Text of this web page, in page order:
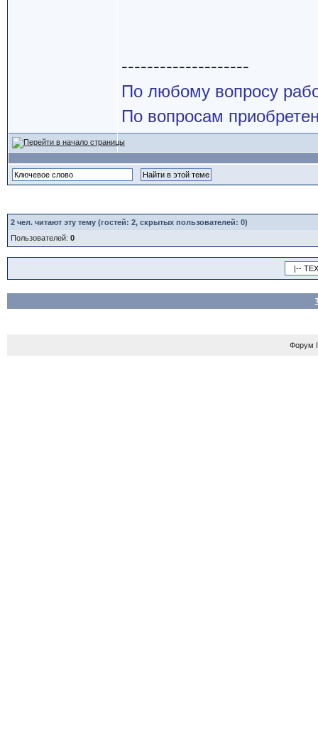
--------------------
По любому вопросу
По вопросам
2чел. читают эту тему (гостей: 2, скрытых пользователей: 0)
Пользователей: 0
Форум